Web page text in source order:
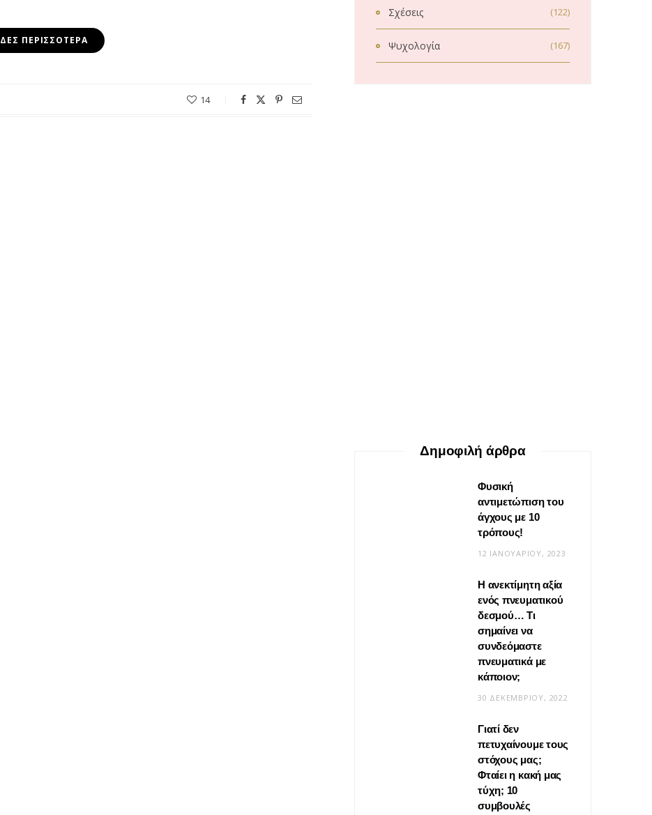
ΔΕΣ ΠΕΡΙΣΣΌΤΕΡΑ
14
Σχέσεις (122)
Ψυχολογία (167)
Βίντεο: Μεταμόρφωσε το
φουλάρι σου σε κιμονό
20 ΜΑΪ́ΟΥ, 2026
Δημοφιλή άρθρα
Φυσική
αντιμετώπιση του
άγχους με 10
τρόπους!
12 ΙΑΝΟΥΑΡΊΟΥ, 2023
Η ανεκτίμητη αξία
ενός πνευματικού
δεσμού… Τι
σημαίνει να
συνδεόμαστε
πνευματικά με
κάποιον;
30 ΔΕΚΕΜΒΡΊΟΥ, 2022
Γιατί δεν
πετυχαίνουμε τους
στόχους μας;
Φταίει η κακή μας
τύχη; 10
συμβουλές